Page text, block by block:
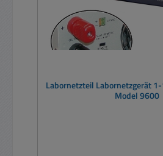
Labornetzteil Labornetzgerät
Model 9600